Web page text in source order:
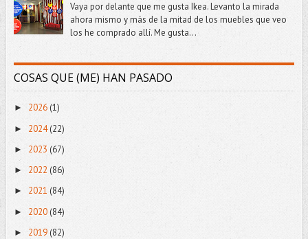
Vaya por delante que me gusta Ikea. Levanto la mirada
ahora mismo y más de la mitad de los muebles que veo
los he comprado allí. Me gusta...
COSAS QUE (ME) HAN PASADO
► 2026 (1)
► 2024(22)
► 2023 (67)
► 2022 (86)
► 2021 (84)
► 2020 (84)
► 2019(82)